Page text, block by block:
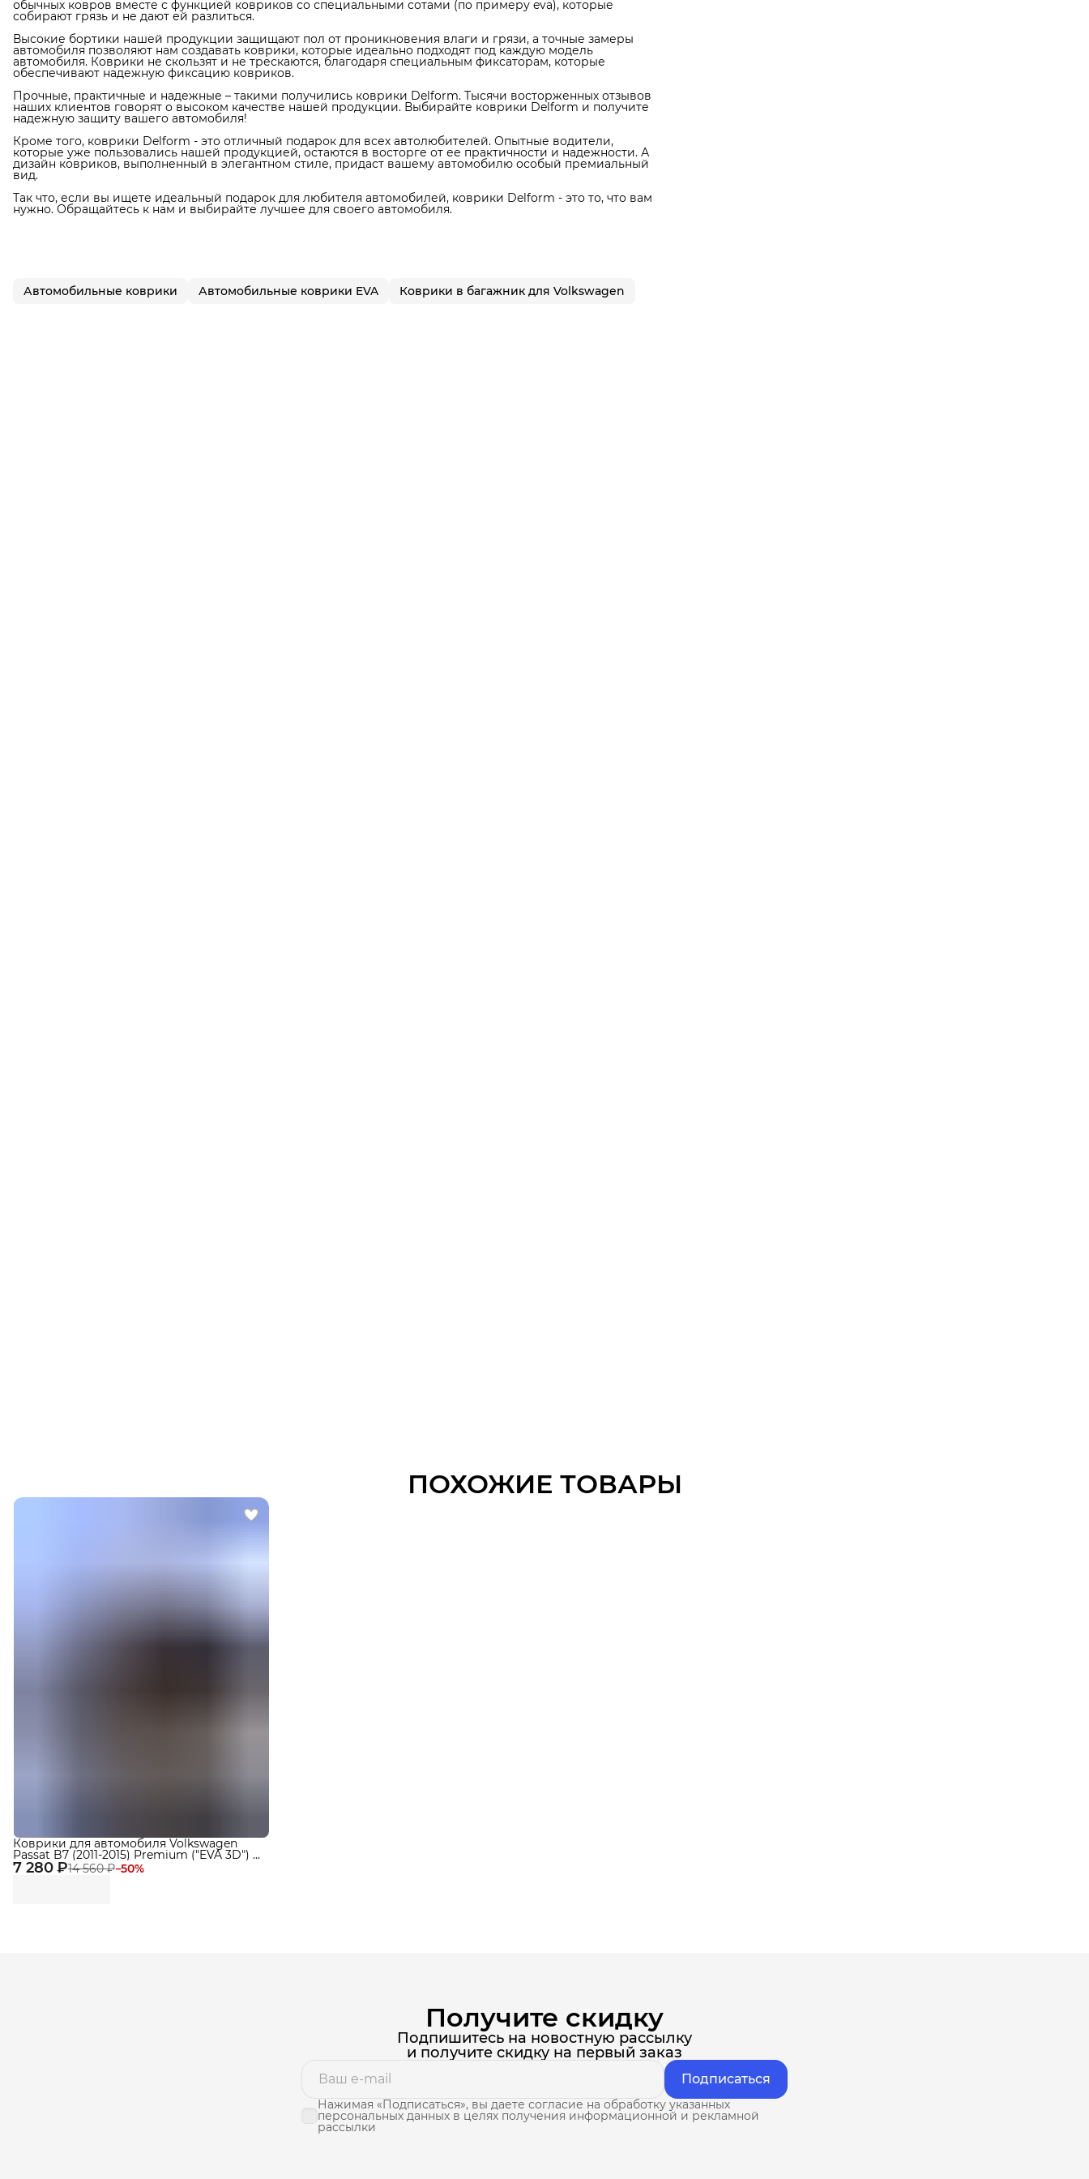
обычных ковров вместе с функцией ковриков со специальными сотами (по примеру eva), которые
собирают грязь и не дают ей разлиться.
Высокие бортики нашей продукции защищают пол от проникновения влаги и грязи, а точные замеры
автомобиля позволяют нам создавать коврики, которые идеально подходят под каждую модель
автомобиля. Коврики не скользят и не трескаются, благодаря специальным фиксаторам, которые
обеспечивают надежную фиксацию ковриков.
Прочные, практичные и надежные – такими получились коврики Delform. Тысячи восторженных отзывов
наших клиентов говорят о высоком качестве нашей продукции. Выбирайте коврики Delform и получите
надежную защиту вашего автомобиля!
Кроме того, коврики Delform - это отличный подарок для всех автолюбителей. Опытные водители,
которые уже пользовались нашей продукцией, остаются в восторге от ее практичности и надежности. А
дизайн ковриков, выполненный в элегантном стиле, придаст вашему автомобилю особый премиальный
вид.
Так что, если вы ищете идеальный подарок для любителя автомобилей, коврики Delform - это то, что вам
нужно. Обращайтесь к нам и выбирайте лучшее для своего автомобиля.
Автомобильные коврики Автомобильные коврики EVA Коврики в багажник для Volkswagen
ПОХОЖИЕ ТОВАРЫ
7 280 ₽14 560 ₽−50%
Коврики для автомобиля Volkswagen
Passat B7 (2011-2015) Premium ("EVA 3D") в
cалон
Получите скидку
Подпишитесь на новостную рассылку
и получите скидку на первый заказ
Подписаться
Нажимая «Подписаться», вы даете согласие на обработку указанных
персональных данных в целях получения информационной и рекламной
рассылки